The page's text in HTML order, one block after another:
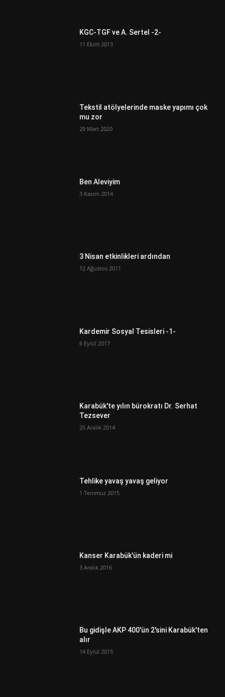
KGC-TGF ve A. Sertel -2-
11 Ekim 2013
Tekstil atölyelerinde maske yapımı çok
mu zor
29 Mart 2020
Ben Aleviyim
3 Kasım 2014
3 Nisan etkinlikleri ardından
12 Ağustos 2011
Kardemir Sosyal Tesisleri -1-
6 Eylül 2017
Karabük'te yılın bürokratı Dr. Serhat
Tezsever
25 Aralık 2014
Tehlike yavaş yavaş geliyor
1 Temmuz 2015
Kanser Karabük'ün kaderi mi
3 Aralık 2016
Bu gidişle AKP 400'ün 2'sini Karabük'ten
alır
14 Eylül 2015